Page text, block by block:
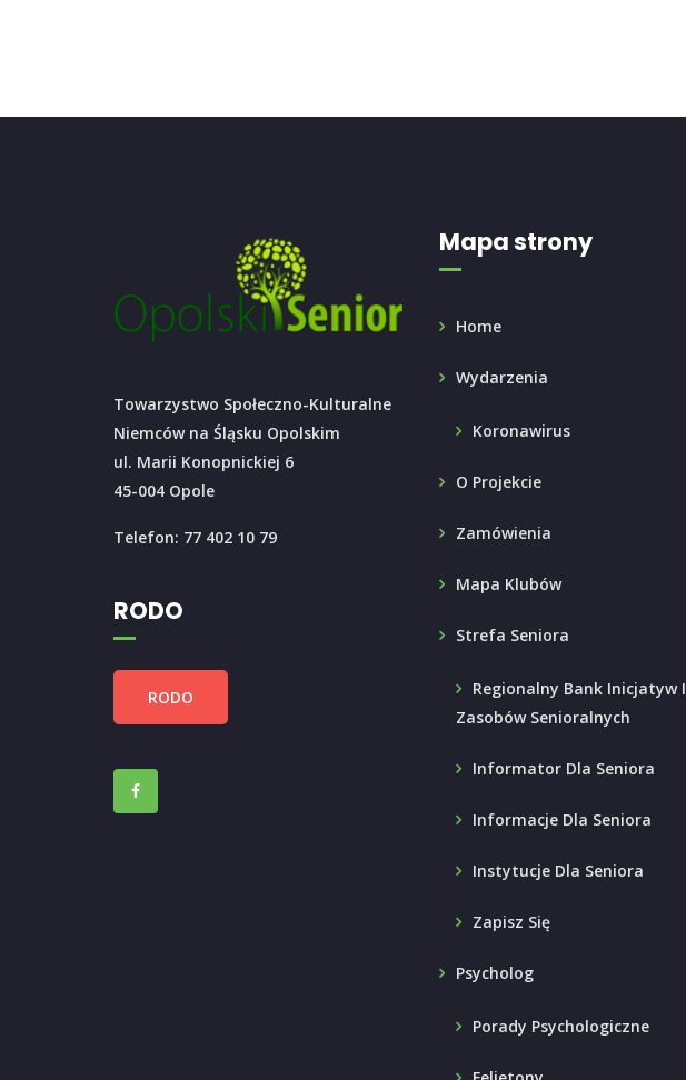
Towarzystwo Społeczno-Kulturalne
Niemców na Śląsku Opolskim
ul. Marii Konopnickiej 6
45-004 Opole
Telefon: 77 402 10 79
RODO
RODO
Mapa strony
Home
Wydarzenia
Koronawirus
O Projekcie
Zamówienia
Mapa Klubów
Strefa Seniora
Regionalny Bank Inicjatyw I
Zasobów Senioralnych
Informator Dla Seniora
Informacje Dla Seniora
Instytucje Dla Seniora
Zapisz Się
Psycholog
Porady Psychologiczne